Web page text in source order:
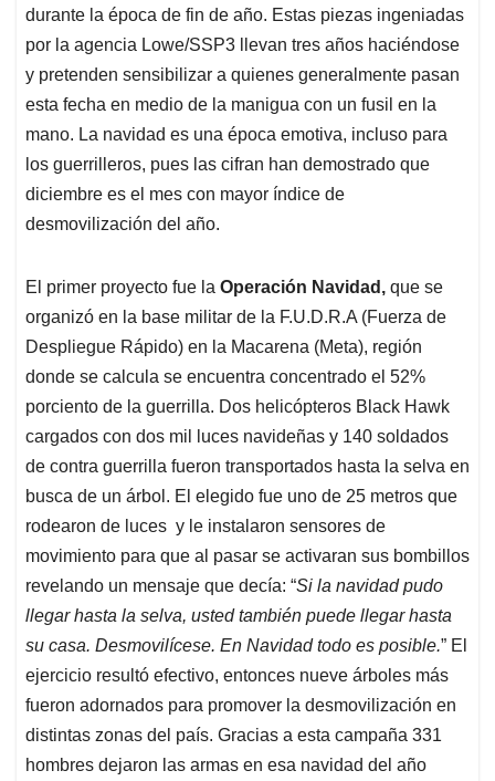
p
p
o
k
I
n
s
durante la época de fin de año. Estas piezas ingeniadas
por la agencia Lowe/SSP3 llevan tres años haciéndose
y pretenden sensibilizar a quienes generalmente pasan
esta fecha en medio de la manigua con un fusil en la
mano. La navidad es una época emotiva, incluso para
los guerrilleros, pues las cifran han demostrado que
diciembre es el mes con mayor índice de
desmovilización del año.
El primer proyecto fue la Operación Navidad, que se
organizó en la base militar de la F.U.D.R.A (Fuerza de
Despliegue Rápido) en la Macarena (Meta), región
donde se calcula se encuentra concentrado el 52%
porciento de la guerrilla. Dos helicópteros Black Hawk
cargados con dos mil luces navideñas y 140 soldados
de contra guerrilla fueron transportados hasta la selva en
busca de un árbol. El elegido fue uno de 25 metros que
rodearon de luces y le instalaron sensores de
movimiento para que al pasar se activaran sus bombillos
revelando un mensaje que decía: “Si la navidad pudo
llegar hasta la selva, usted también puede llegar hasta
su casa. Desmovilícese. En Navidad todo es posible.” El
ejercicio resultó efectivo, entonces nueve árboles más
fueron adornados para promover la desmovilización en
distintas zonas del país. Gracias a esta campaña 331
hombres dejaron las armas en esa navidad del año